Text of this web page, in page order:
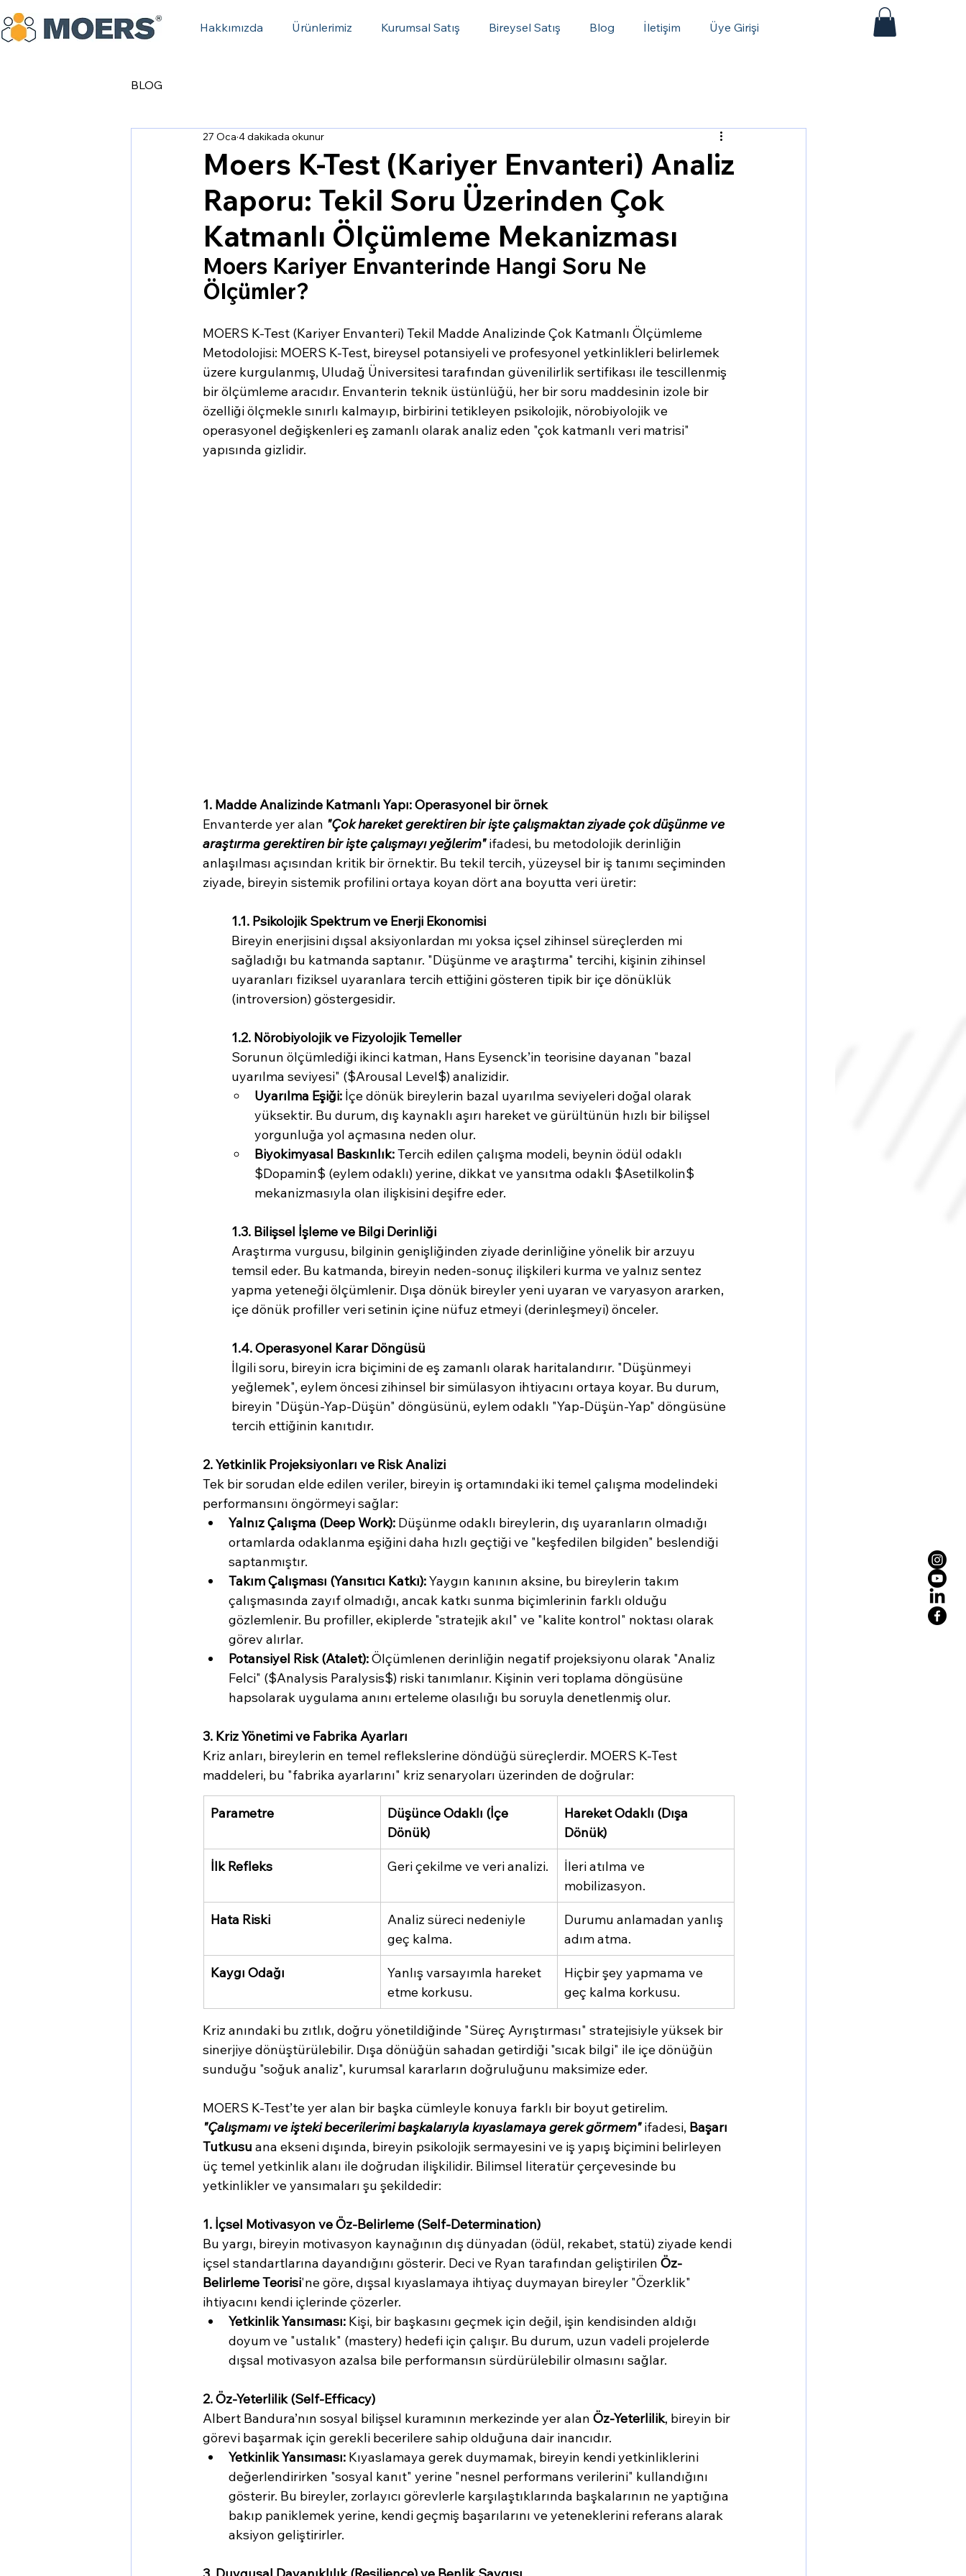
Hakkımızda Ürünlerimiz Kurumsal Satış Bireysel Satış Blog İletişim Üye Girişi
BLOG
Moers K-Test (Kariyer Envanteri) Analiz
Raporu: Tekil Soru Üzerinden Çok
Katmanlı Ölçümleme Mekanizması
27 Oca 4 dakikada okunur
Moers Kariyer Envanterinde Hangi Soru Ne
Ölçümler?
MOERS K-Test (Kariyer Envanteri) Tekil Madde Analizinde Çok Katmanlı Ölçümleme
Metodolojisi: MOERS K-Test, bireysel potansiyeli ve profesyonel yetkinlikleri belirlemek
üzere kurgulanmış, Uludağ Üniversitesi tarafından güvenilirlik sertifikası ile tescillenmiş
bir ölçümleme aracıdır. Envanterin teknik üstünlüğü, her bir soru maddesinin izole bir
özelliği ölçmekle sınırlı kalmayıp, birbirini tetikleyen psikolojik, nörobiyolojik ve
operasyonel değişkenleri eş zamanlı olarak analiz eden "çok katmanlı veri matrisi"
yapısında gizlidir.
1. Madde Analizinde Katmanlı Yapı: Operasyonel bir örnek
Envanterde yer alan "Çok hareket gerektiren bir işte çalışmaktan ziyade çok düşünme ve
araştırma gerektiren bir işte çalışmayı yeğlerim" ifadesi, bu metodolojik derinliğin
anlaşılması açısından kritik bir örnektir. Bu tekil tercih, yüzeysel bir iş tanımı seçiminden
ziyade, bireyin sistemik profilini ortaya koyan dört ana boyutta veri üretir:
1.1. Psikolojik Spektrum ve Enerji Ekonomisi
Bireyin enerjisini dışsal aksiyonlardan mı yoksa içsel zihinsel süreçlerden mi
sağladığı bu katmanda saptanır. "Düşünme ve araştırma" tercihi, kişinin zihinsel
uyaranları fiziksel uyaranlara tercih ettiğini gösteren tipik bir içe dönüklük
(introversion) göstergesidir.
1.2. Nörobiyolojik ve Fizyolojik Temeller
Sorunun ölçümlediği ikinci katman, Hans Eysenck’in teorisine dayanan "bazal
uyarılma seviyesi" ($Arousal Level$) analizidir.
Uyarılma Eşiği: İçe dönük bireylerin bazal uyarılma seviyeleri doğal olarak
yüksektir. Bu durum, dış kaynaklı aşırı hareket ve gürültünün hızlı bir bilişsel
yorgunluğa yol açmasına neden olur.
Biyokimyasal Baskınlık: Tercih edilen çalışma modeli, beynin ödül odaklı
$Dopamin$ (eylem odaklı) yerine, dikkat ve yansıtma odaklı $Asetilkolin$
mekanizmasıyla olan ilişkisini deşifre eder.
1.3. Bilişsel İşleme ve Bilgi Derinliği
Araştırma vurgusu, bilginin genişliğinden ziyade derinliğine yönelik bir arzuyu
temsil eder. Bu katmanda, bireyin neden-sonuç ilişkileri kurma ve yalnız sentez
yapma yeteneği ölçümlenir. Dışa dönük bireyler yeni uyaran ve varyasyon ararken,
içe dönük profiller veri setinin içine nüfuz etmeyi (derinleşmeyi) önceler.
1.4. Operasyonel Karar Döngüsü
İlgili soru, bireyin icra biçimini de eş zamanlı olarak haritalandırır. "Düşünmeyi
yeğlemek", eylem öncesi zihinsel bir simülasyon ihtiyacını ortaya koyar. Bu durum,
bireyin "Düşün-Yap-Düşün" döngüsünü, eylem odaklı "Yap-Düşün-Yap" döngüsüne
tercih ettiğinin kanıtıdır.
2. Yetkinlik Projeksiyonları ve Risk Analizi
Tek bir sorudan elde edilen veriler, bireyin iş ortamındaki iki temel çalışma modelindeki
performansını öngörmeyi sağlar:
Yalnız Çalışma (Deep Work): Düşünme odaklı bireylerin, dış uyaranların olmadığı
ortamlarda odaklanma eşiğini daha hızlı geçtiği ve "keşfedilen bilgiden" beslendiği
saptanmıştır.
Takım Çalışması (Yansıtıcı Katkı): Yaygın kanının aksine, bu bireylerin takım
çalışmasında zayıf olmadığı, ancak katkı sunma biçimlerinin farklı olduğu
gözlemlenir. Bu profiller, ekiplerde "stratejik akıl" ve "kalite kontrol" noktası olarak
görev alırlar.
Potansiyel Risk (Atalet): Ölçümlenen derinliğin negatif projeksiyonu olarak "Analiz
Felci" ($Analysis Paralysis$) riski tanımlanır. Kişinin veri toplama döngüsüne
hapsolarak uygulama anını erteleme olasılığı bu soruyla denetlenmiş olur.
3. Kriz Yönetimi ve Fabrika Ayarları
Kriz anları, bireylerin en temel reflekslerine döndüğü süreçlerdir. MOERS K-Test
maddeleri, bu "fabrika ayarlarını" kriz senaryoları üzerinden de doğrular:
Parametre
Düşünce Odaklı (İçe
Dönük)
Hareket Odaklı (Dışa
Dönük)
İlk Refleks Geri çekilme ve veri analizi.
İleri atılma ve
mobilizasyon.
Hata Riski
Analiz süreci nedeniyle
geç kalma.
Durumu anlamadan yanlış
adım atma.
Kaygı Odağı
Yanlış varsayımla hareket
etme korkusu.
Hiçbir şey yapmama ve
geç kalma korkusu.
Kriz anındaki bu zıtlık, doğru yönetildiğinde "Süreç Ayrıştırması" stratejisiyle yüksek bir
sinerjiye dönüştürülebilir. Dışa dönüğün sahadan getirdiği "sıcak bilgi" ile içe dönüğün
sunduğu "soğuk analiz", kurumsal kararların doğruluğunu maksimize eder.
MOERS K-Test’te yer alan bir başka cümleyle konuya farklı bir boyut getirelim.
"Çalışmamı ve işteki becerilerimi başkalarıyla kıyaslamaya gerek görmem" ifadesi, Başarı
Tutkusu ana ekseni dışında, bireyin psikolojik sermayesini ve iş yapış biçimini belirleyen
üç temel yetkinlik alanı ile doğrudan ilişkilidir. Bilimsel literatür çerçevesinde bu
yetkinlikler ve yansımaları şu şekildedir:
1. İçsel Motivasyon ve Öz-Belirleme (Self-Determination)
Bu yargı, bireyin motivasyon kaynağının dış dünyadan (ödül, rekabet, statü) ziyade kendi
içsel standartlarına dayandığını gösterir. Deci ve Ryan tarafından geliştirilen Öz-
Belirleme Teorisi'ne göre, dışsal kıyaslamaya ihtiyaç duymayan bireyler "Özerklik"
ihtiyacını kendi içlerinde çözerler.
Yetkinlik Yansıması: Kişi, bir başkasını geçmek için değil, işin kendisinden aldığı
doyum ve "ustalık" (mastery) hedefi için çalışır. Bu durum, uzun vadeli projelerde
dışsal motivasyon azalsa bile performansın sürdürülebilir olmasını sağlar.
2. Öz-Yeterlilik (Self-Efficacy)
Albert Bandura’nın sosyal bilişsel kuramının merkezinde yer alan Öz-Yeterlilik, bireyin bir
görevi başarmak için gerekli becerilere sahip olduğuna dair inancıdır.
Yetkinlik Yansıması: Kıyaslamaya gerek duymamak, bireyin kendi yetkinliklerini
değerlendirirken "sosyal kanıt" yerine "nesnel performans verilerini" kullandığını
gösterir. Bu bireyler, zorlayıcı görevlerle karşılaştıklarında başkalarının ne yaptığına
bakıp paniklemek yerine, kendi geçmiş başarılarını ve yeteneklerini referans alarak
aksiyon geliştirirler.